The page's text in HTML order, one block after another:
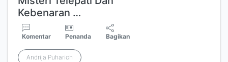
Kebenaran …
Komentar Penanda Bagikan
Andrija Puharich